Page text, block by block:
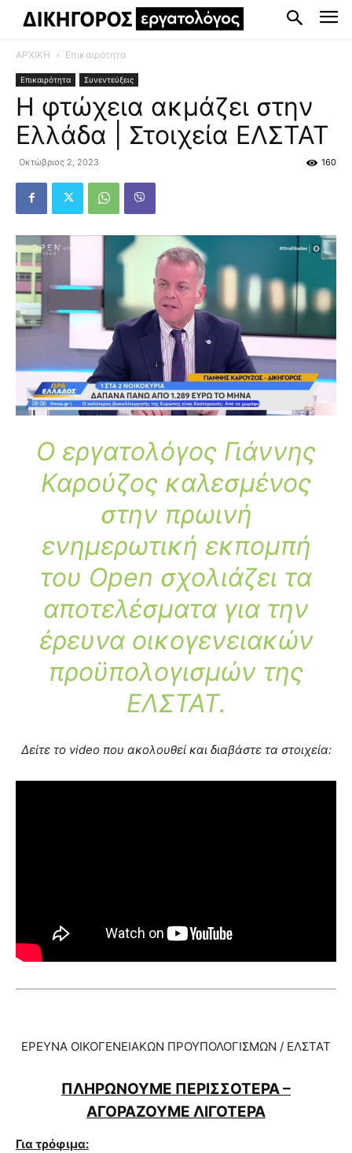
ΑΡΧΙΚΗ Επικαιρότητα
Επικαιρότητα Συνεντεύξεις
Η φτώχεια ακμάζει στην
Ελλάδα | Στοιχεία ΕΛΣΤΑΤ
Οκτώβριος 2, 2023 160
Ο εργατολόγος Γιάννης
Καρούζος καλεσμένος
στην πρωινή
ενημερωτική εκπομπή
του Open σχολιάζει τα
αποτελέσματα για την
έρευνα οικογενειακών
προϋπολογισμών της
ΕΛΣΤΑΤ.
Δείτε το video που ακολουθεί και διαβάστε τα στοιχεία:
ΕΡΕΥΝΑ ΟΙΚΟΓΕΝΕΙΑΚΩΝ ΠΡΟΥΠΟΛΟΓΙΣΜΩΝ / ΕΛΣΤΑΤ
ΠΛΗΡΩΝΟΥΜΕ ΠΕΡΙΣΣΟΤΕΡΑ –
ΑΓΟΡΑΖΟΥΜΕ ΛΙΓΟΤΕΡΑ
Για τρόφιμα: